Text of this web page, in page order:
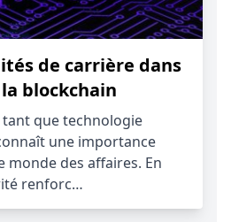
de carrière dans
blockchain
tant que technologie
une importance
monde des affaires. En
renforc…